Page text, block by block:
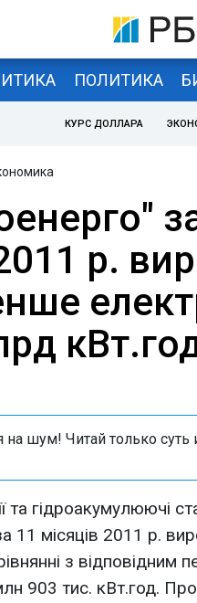
ПОЛИТИКА
КУРС ДОЛЛАРА
р.
на шум! Читай только суть
та гідроакумулюючі
11 місяців 2011 р.
з відповідним
903 тис. кВт.год.